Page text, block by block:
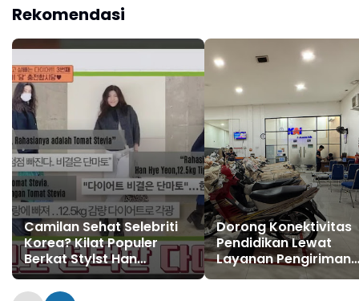
Rekomendasi
Camilan Sehat Selebriti
Korea? Kilat Populer
Berkat Stylst Han
Hye‑yeon dan Cherry
Tomato Stevia
Dorong Konektivitas
Pendidikan Lewat
Layanan Pengiriman
Sepeda Motor, KAI